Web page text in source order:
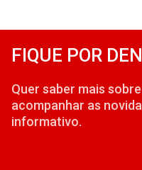
FIQUE POR
Quer saber mais
acompanhar as
informativo.